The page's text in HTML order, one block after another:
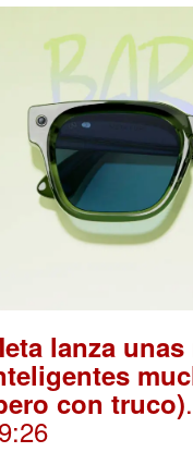
lanza
con truco)